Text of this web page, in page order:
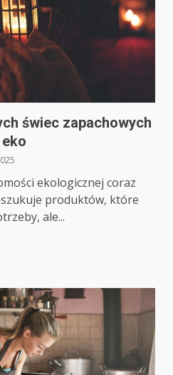
świec zapachowych
ekologicznej coraz
produktów, które
ale...